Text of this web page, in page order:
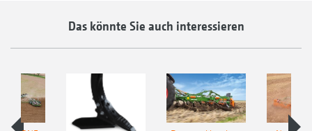
Das könnte Sie auch interessieren